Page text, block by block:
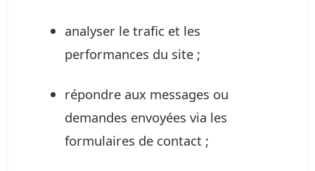
analyser le trafic et les
performances du site ;
répondre aux messages ou
demandes envoyées via les
formulaires de contact ;